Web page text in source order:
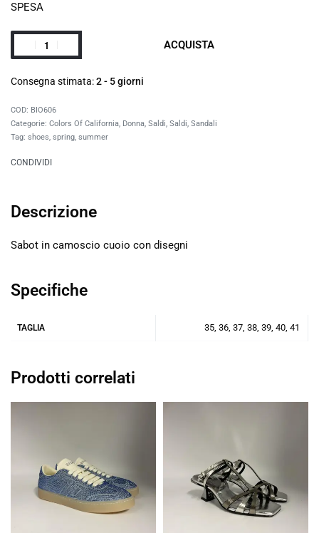
SPESA
ACQUISTA
Consegna stimata:2 - 5 giorni
BIO606
Categorie: Colors Of California, Donna, Saldi, Saldi, Sandali
Tag: shoes, spring, summer
CONDIVIDI
Descrizione
Sabot in camoscio cuoio con disegni
Specifiche
TAGLIA 35, 36, 37, 38, 39, 40, 41
Prodotti correlati